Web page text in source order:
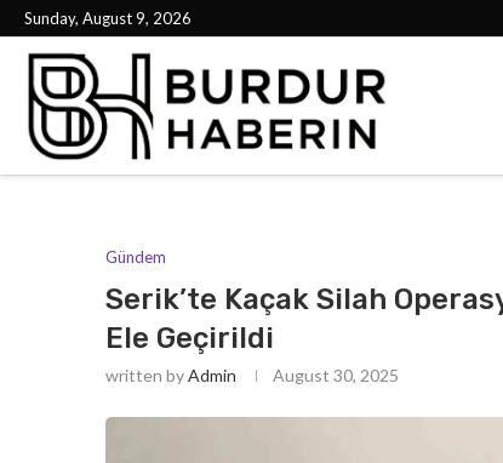
Sunday, August 9, 2026
Gündem
Serik’te Kaçak Silah
Ele Geçirildi
written byAdmin August 30, 2025